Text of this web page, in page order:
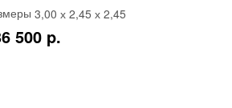
3,00 х 2,45 х 2,45
500 p.